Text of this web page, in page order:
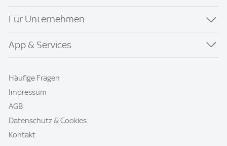
Für Unternehmen
App & Services
Häufige Fragen
Impressum
AGB
Datenschutz & Cookies
Kontakt